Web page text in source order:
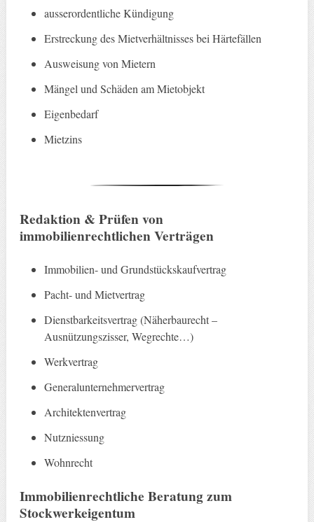
ausserordentliche Kündigung
Erstreckung des Mietverhältnisses bei Härtefällen
Ausweisung von Mietern
Mängel und Schäden am Mietobjekt
Eigenbedarf
Mietzins
Redaktion & Prüfen von
immobilienrechtlichen Verträgen
Immobilien- und Grundstückskaufvertrag
Pacht- und Mietvertrag
Dienstbarkeitsvertrag (Näherbaurecht –
Ausnützungszisser, Wegrechte…)
Werkvertrag
Generalunternehmervertrag
Architektenvertrag
Nutzniessung
Wohnrecht
Immobilienrechtliche Beratung zum
Stockwerkeigentum